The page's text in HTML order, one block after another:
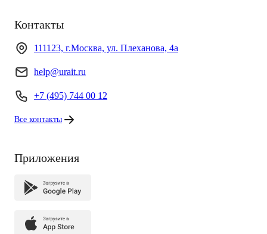
Контакты
111123, г.Москва, ул. Плеханова, 4а
help@urait.ru
+7 (495) 744 00 12
Все контакты
Приложения